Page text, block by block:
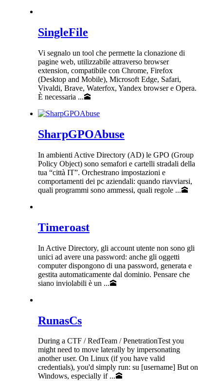
SingleFile
Vi segnalo un tool che permette la clonazione di
pagine web, utilizzabile attraverso browser
extension, compatibile con Chrome, Firefox
(Desktop and Mobile), Microsoft Edge, Safari,
Vivaldi, Brave, Waterfox, Yandex browser e Opera.
È necessaria ...🕋
SharpGPOAbuse
In ambienti Active Directory (AD) le GPO (Group
Policy Object) sono semafori e cartelli stradali della
tua “città IT”. Orchestrano impostazioni e
comportamenti dei pc aziendali: quando riavviarsi,
quali programmi sono ammessi, quali regole ...🕋
Timeroast
In Active Directory, gli account utente non sono gli
unici ad avere una password: anche gli oggetti
computer dispongono di una password, generata e
gestita automaticamente dal dominio. Pensare che
siano inviolabili è un ...🕋
RunasCs
During a CTF / RedTeam / PenetrationTest you
might need to move laterally by impersonating
another user. On Linux (if you have valid
credentials), you'd simply run: su [username] But on
Windows, especially if ...🕋